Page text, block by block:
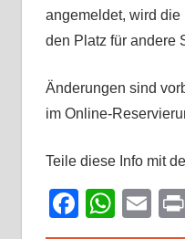
angemeldet, wird die
den Platz für andere
Änderungen sind
im Online-
Teile diese Info mit